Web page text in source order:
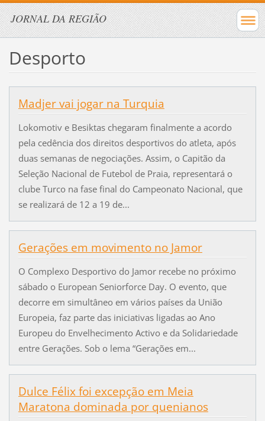
JORNAL DA REGIÃO
Desporto
Madjer vai jogar na Turquia
Lokomotiv e Besiktas chegaram finalmente a acordo
pela cedência dos direitos desportivos do atleta, após
duas semanas de negociações. Assim, o Capitão da
Seleção Nacional de Futebol de Praia, representará o
clube Turco na fase final do Campeonato Nacional, que
se realizará de 12 a 19 de...
Gerações em movimento no Jamor
O Complexo Desportivo do Jamor recebe no próximo
sábado o European Seniorforce Day. O evento, que
decorre em simultâneo em vários países da União
Europeia, faz parte das iniciativas ligadas ao Ano
Europeu do Envelhecimento Activo e da Solidariedade
entre Gerações. Sob o lema “Gerações em...
Dulce Félix foi excepção em Meia
Maratona dominada por quenianos